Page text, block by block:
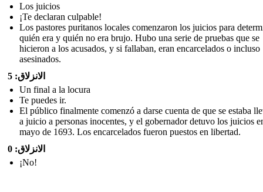
Los juicios
¡Te declaran culpable!
Los pastores puritanos locales comenzaron los juicios para
quién era y quién no era brujo. Hubo una serie de pruebas que se
hicieron a los acusados, y si fallaban, eran encarcelados o incluso
asesinados.
الانزلاق: 5
Un final a la locura
Te puedes ir.
El público finalmente comenzó a darse cuenta de que se estaba
a juicio a personas inocentes, y el gobernador detuvo los juicios
mayo de 1693. Los encarcelados fueron puestos en libertad.
الانزلاق: 0
¡No!